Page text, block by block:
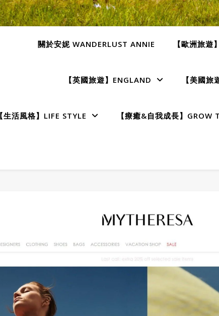
關於安妮 WANDERLUST ANNIE 【歐洲旅遊
【英國旅遊】ENGLAND 【美國旅
【生活風格】LIFE STYLE 【療癒&自我成長】GROW